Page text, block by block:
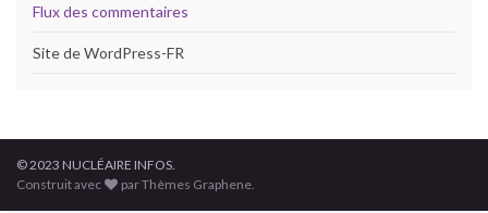
Flux des commentaires
Site de WordPress-FR
© 2023 NUCLÉAIRE INFOS.
Construit avec
par Thèmes Graphene.